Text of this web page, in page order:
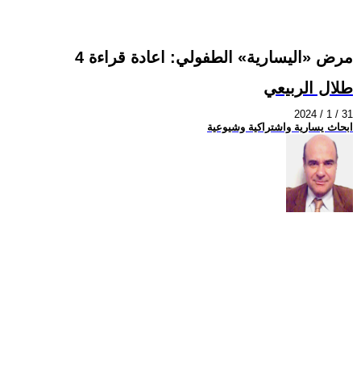
مرض «اليسارية» الطفولي: اعادة قراءة 4
طلال الربيعي
2024 / 1 / 31
ابحاث يسارية واشتراكية وشيوعية